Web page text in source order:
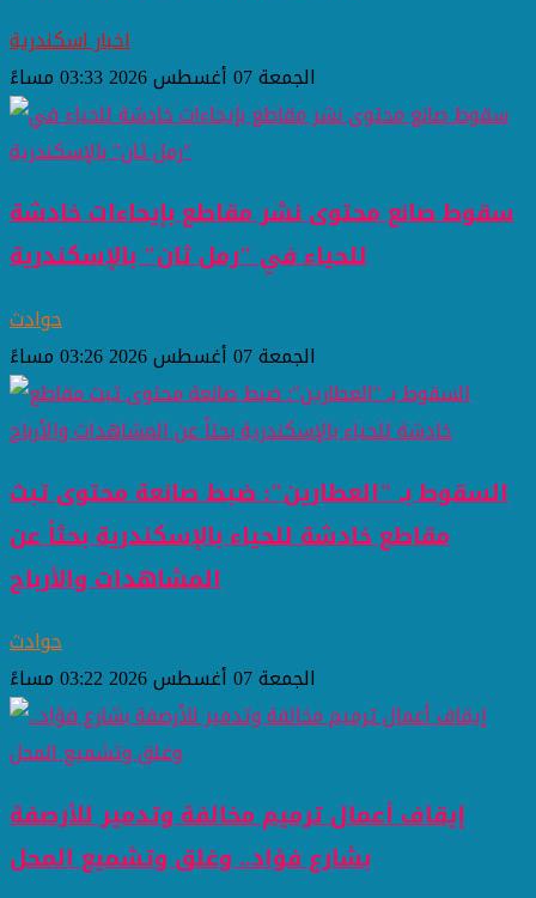
اخبار اسكندرية
الجمعة 07 أغسطس 2026 03:33 مساءً
سقوط صانع محتوى نشر مقاطع بإيحاءات خادشة
للحياء في "رمل ثان" بالإسكندرية
حوادث
الجمعة 07 أغسطس 2026 03:26 مساءً
السقوط بـ "العطارين": ضبط صانعة محتوى تبث
مقاطع خادشة للحياء بالإسكندرية بحثاً عن
المشاهدات والأرباح
حوادث
الجمعة 07 أغسطس 2026 03:22 مساءً
إيقاف أعمال ترميم مخالفة وتدمير للأرصفة
بشارع فؤاد.. وغلق وتشميع المحل